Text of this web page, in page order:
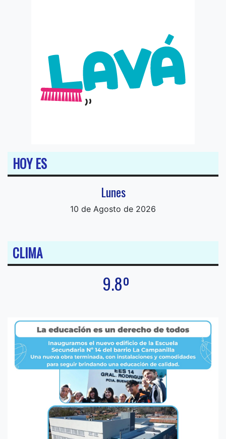
HOY ES
Lunes
10 de Agosto de 2026
CLIMA
9.8º